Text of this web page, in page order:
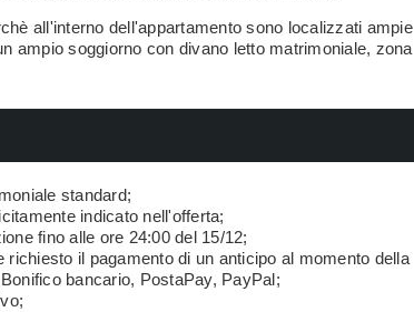
all'interno dell'appartamento sono localizzati ampie
ampio soggiorno con divano letto matrimoniale, zona
standard;
indicato nell'offerta;
fino alle ore 24:00 del 15/12;
il pagamento di un anticipo al momento della
bancario, PostaPay, PayPal;